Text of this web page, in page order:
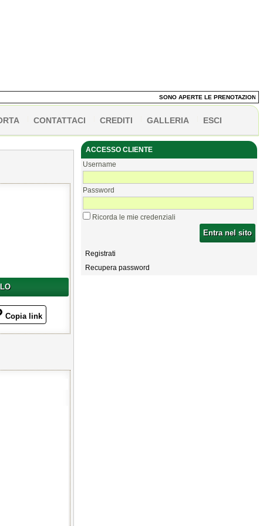
SONO APERTE LE PRENOTAZIONI DEI
CONTATTACI CREDITI GALLERIA ESCI
Copia link
ACCESSO CLIENTE
Username
Password
Ricorda le mie credenziali
Entra nel sito
Registrati
Recupera password